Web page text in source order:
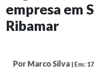
empresa em
Ribamar
Por Marco Silva | Em: